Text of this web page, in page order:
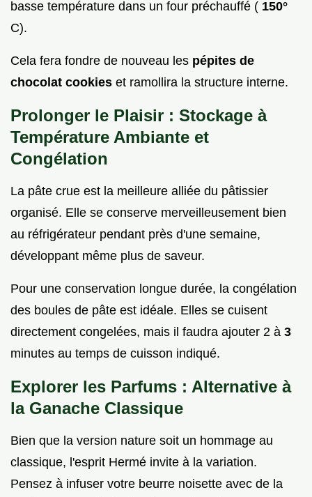
basse température dans un four préchauffé ( 150°
C).
Cela fera fondre de nouveau les pépites de
chocolat cookies et ramollira la structure interne.
Prolonger le Plaisir : Stockage à
Température Ambiante et
Congélation
La pâte crue est la meilleure alliée du pâtissier
organisé. Elle se conserve merveilleusement bien
au réfrigérateur pendant près d'une semaine,
développant même plus de saveur.
Pour une conservation longue durée, la congélation
des boules de pâte est idéale. Elles se cuisent
directement congelées, mais il faudra ajouter 2 à 3
minutes au temps de cuisson indiqué.
Explorer les Parfums : Alternative à
la Ganache Classique
Bien que la version nature soit un hommage au
classique, l'esprit Hermé invite à la variation.
Pensez à infuser votre beurre noisette avec de la